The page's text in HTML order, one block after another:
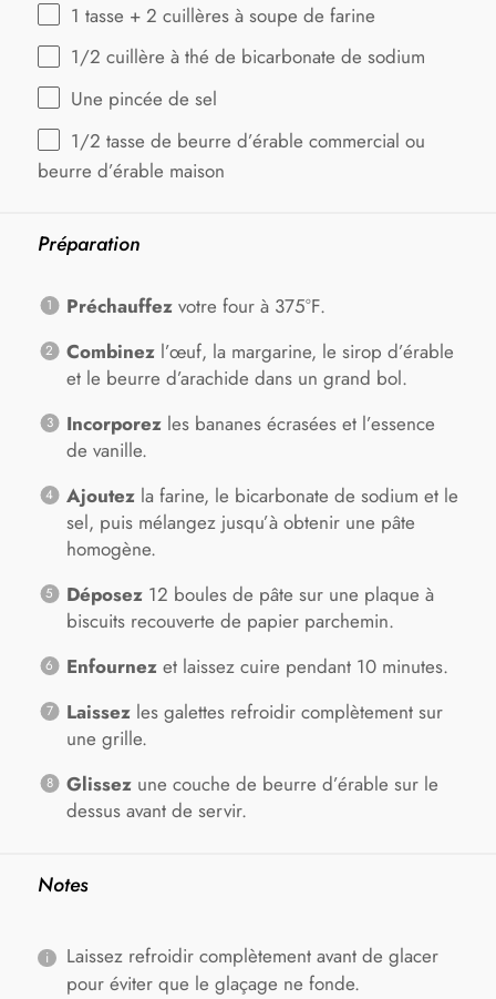
1 tasse + 2 cuillères à soupe de farine
1/2 cuillère à thé de bicarbonate de sodium
Une pincée de sel
1/2 tasse de beurre d’érable commercial ou
beurre d’érable maison
Préparation
Préchauffezvotre four à 375°F.
Combinezl’œuf, la margarine, le sirop d’érable
et le beurre d’arachide dans un grand bol.
Incorporezles bananes écrasées et l’essence
de vanille.
Ajoutezla farine, le bicarbonate de sodium et le
sel, puis mélangez jusqu’à obtenir une pâte
homogène.
Déposez12 boules de pâte sur une plaque à
biscuits recouverte de papier parchemin.
Enfournezet laissez cuire pendant 10 minutes.
Laissezles galettes refroidir complètement sur
une grille.
Glissezune couche de beurre d’érable sur le
dessus avant de servir.
Notes
Laissez refroidir complètement avant de glacer
pour éviter que le glaçage ne fonde.